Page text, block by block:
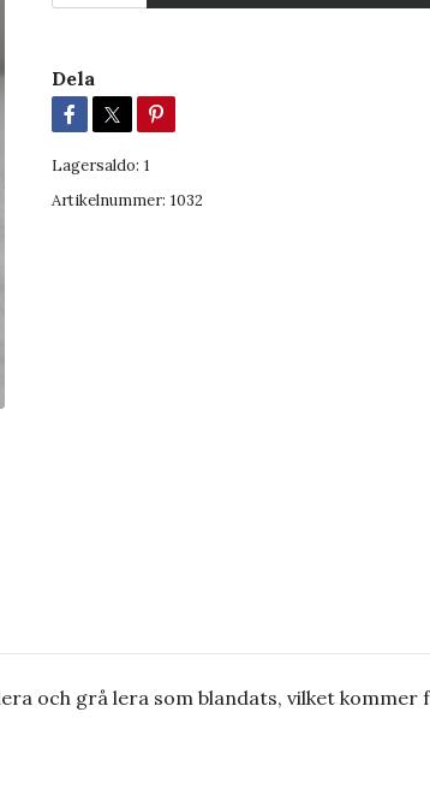
Dela
Lagersaldo: 1
Artikelnummer: 1032
och grå lera som blandats, vilket kommer